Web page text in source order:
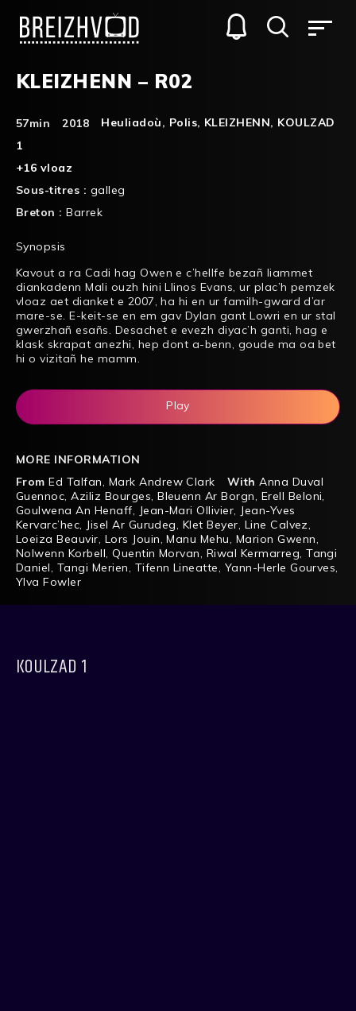
KLEIZHENN – R02
57min 2018 Heuliadoù, Polis, KLEIZHENN, KOULZAD
1
+16 vloaz
Sous-titres : galleg
Breton :Barrek
Synopsis
Kavout a ra Cadi hag Owen e c’hellfe bezañ liammet
diankadenn Mali ouzh hini Llinos Evans, ur plac’h pemzek
vloaz aet dianket e 2007, ha hi en ur familh-gward d’ar
mare-se. E-keit-se en em gav Dylan gant Lowri en ur stal
gwerzhañ esañs. Desachet e evezh diyac’h ganti, hag e
klask skrapat anezhi, hep dont a-benn, goude ma oa bet
hi o vizitañ he mamm.
Play
MORE INFORMATION
From Ed Talfan, Mark Andrew Clark With Anna Duval
Guennoc,Aziliz Bourges,Bleuenn Ar Borgn, Erell Beloni,
Goulwena An Henaff, Jean-Mari Ollivier, Jean-Yves
Kervarc’hec, Jisel Ar Gurudeg, Klet Beyer, Line Calvez,
Loeiza Beauvir, Lors Jouin,Manu Mehu, Marion Gwenn,
Nolwenn Korbell,Quentin Morvan, Riwal Kermarreg,Tangi
Daniel, Tangi Merien, Tifenn Lineatte, Yann-Herle Gourves,
Ylva Fowler
KOULZAD 1